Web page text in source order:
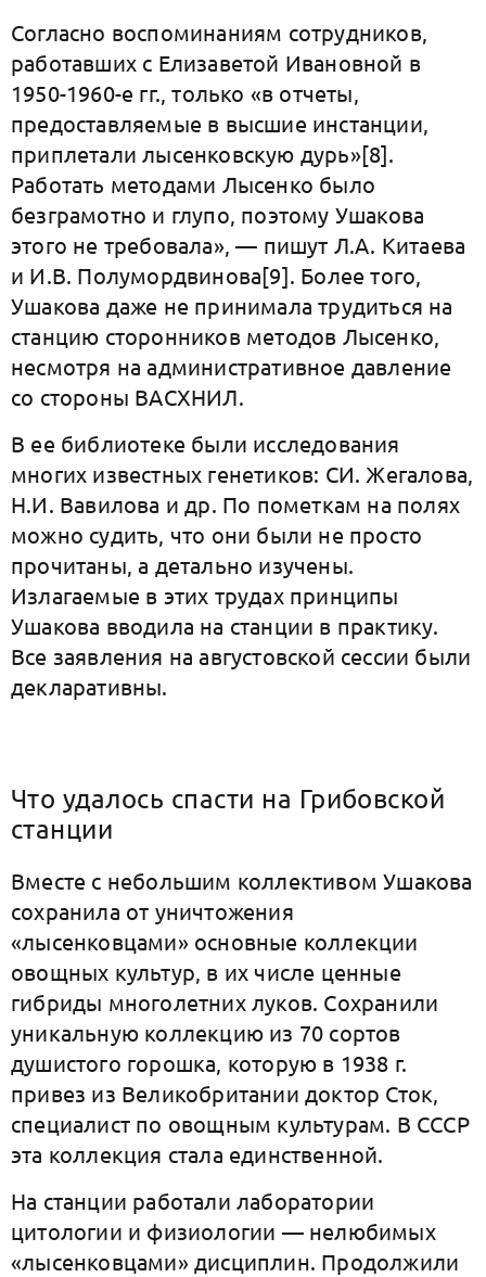
Согласно воспоминаниям сотрудников,
работавших с Елизаветой Ивановной в
1950-1960-е гг., только «в отчеты,
предоставляемые в высшие инстанции,
приплетали лысенковскую дурь»[8].
Работать методами Лысенко было
безграмотно и глупо, поэтому Ушакова
этого не требовала», — пишут Л.А. Китаева
и И.В. Полумордвинова[9]. Более того,
Ушакова даже не принимала трудиться на
станцию сторонников методов Лысенко,
несмотря на административное давление
со стороны ВАСХНИЛ.
В ее библиотеке были исследования
многих известных генетиков: СИ. Жегалова,
Н.И. Вавилова и др. По пометкам на полях
можно судить, что они были не просто
прочитаны, а детально изучены.
Излагаемые в этих трудах принципы
Ушакова вводила на станции в практику.
Все заявления на августовской сессии были
декларативны.
Что удалось спасти на Грибовской
станции
Вместе с небольшим коллективом Ушакова
сохранила от уничтожения
«лысенковцами» основные коллекции
овощных культур, в их числе ценные
гибриды многолетних луков. Сохранили
уникальную коллекцию из 70 сортов
душистого горошка, которую в 1938 г.
привез из Великобритании доктор Сток,
специалист по овощным культурам. В СССР
эта коллекция стала единственной.
На станции работали лаборатории
цитологии и физиологии — нелюбимых
«лысенковцами» дисциплин. Продолжили